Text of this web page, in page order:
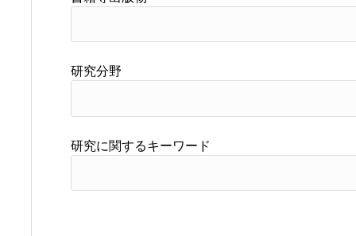
研究分野
研究に関するキーワード